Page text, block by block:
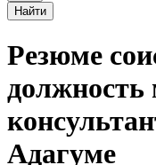
Найти
Резюме
должность
Адагуме